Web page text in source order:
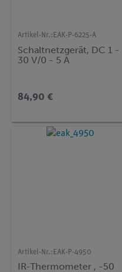
Artikel-Nr.: EAK-P-6225-A
Schaltnetzgerät, DC 1 -
30 V/0 - 5 A
84,90 €
Artikel-Nr.: EAK-P-4950
IR-Thermometer , -50